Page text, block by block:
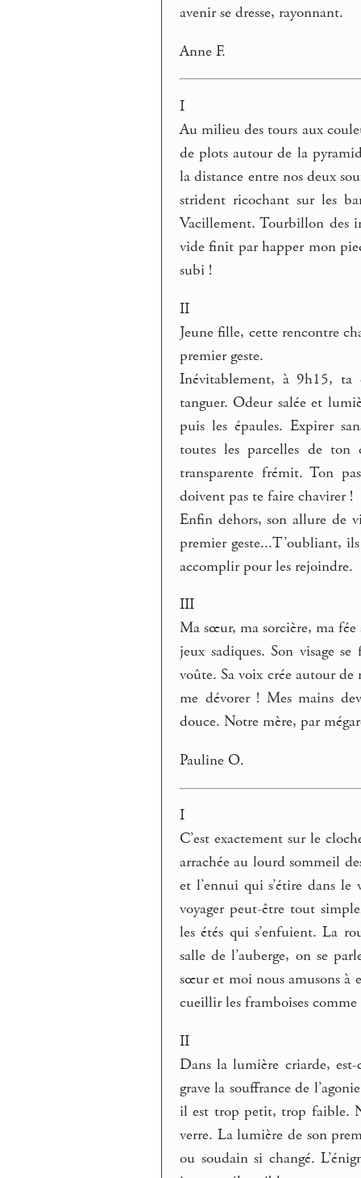
avenir se dresse, rayonnant.
Anne F.
I
Au milieu des tours aux
de plots autour de la
la distance entre nos deux
strident ricochant sur les
Vacillement. Tourbillon des
vide finit par happer mon
subi !
II
Jeune fille, cette rencontre
premier geste.
Inévitablement, à 9h15, ta
tanguer. Odeur salée et
puis les épaules. Expirer
toutes les parcelles de ton
transparente frémit. Ton
doivent pas te faire chavirer !
Enfin dehors, son allure de
premier geste...T’oubliant,
accomplir pour les rejoindre.
III
Ma sœur, ma sorcière, ma fée
jeux sadiques. Son visage
voûte. Sa voix crée autour de
me dévorer ! Mes mains
douce. Notre mère, par
Pauline O.
I
C’est exactement sur le
arrachée au lourd sommeil
et l’ennui qui s’étire dans
voyager peut-être tout
les étés qui s’enfuient. La
salle de l’auberge, on se
sœur et moi nous amusons à
cueillir les framboises comme
II
Dans la lumière criarde, est-
grave la souffrance de
il est trop petit, trop faible.
verre. La lumière de son
ou soudain si changé.